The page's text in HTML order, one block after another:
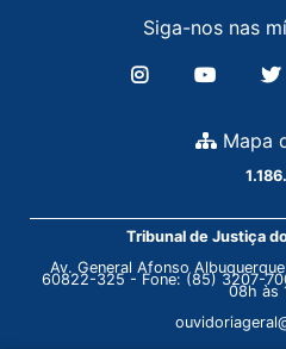
Siga-nos nas
Mapa
Tribunal de Justiça
Av. General Afonso
60822-325 - Fone: (85) 3207-
08h às